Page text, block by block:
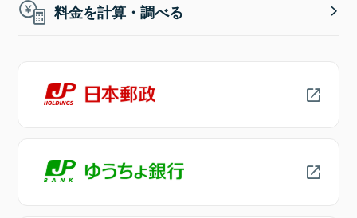
料金を計算・調べる